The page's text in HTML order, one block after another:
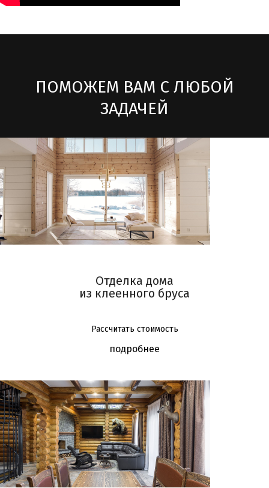
ПОМОЖЕМ ВАМ С ЛЮБОЙ
ЗАДАЧЕЙ
Отделка дома
из клеенного бруса
Рассчитать стоимость
подробнее